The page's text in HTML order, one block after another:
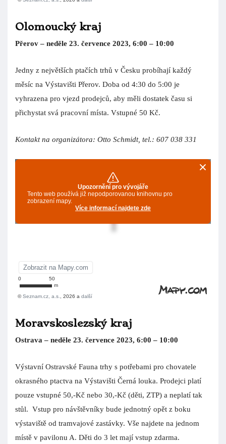
Olomoucký kraj
Přerov – neděle 23. července 2023, 6:00 – 10:00
Jedny z největších ptačích trhů v Česku probíhají každý
měsíc na Výstavišti Přerov. Doba od 4:30 do 5:00 je
vyhrazena pro vjezd prodejců, aby měli dostatek času si
přichystat svá pracovní místa. Vstupné 50 Kč.
Kontakt na organizátora: Otto Schmidt, tel.: 607 038 331
Moravskoslezský kraj
Ostrava – neděle 23. července 2023, 6:00 – 10:00
Výstavní Ostravské Fauna trhy s potřebami pro chovatele
okrasného ptactva na Výstavišti Černá louka. Prodejci platí
pouze vstupné 50,-Kč nebo 30,-Kč (děti, ZTP) a neplatí tak
stůl. Vstup pro návštěvníky bude jednotný opět z boku
výstaviště od tramvajové zastávky. Vše najdete na jednom
místě v pavilonu A. Děti do 3 let mají vstup zdarma.